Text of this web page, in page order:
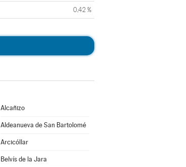
0,42 %
Alcañizo
Aldeanueva de San Bartolomé
Arcicóllar
Belvís de la Jara